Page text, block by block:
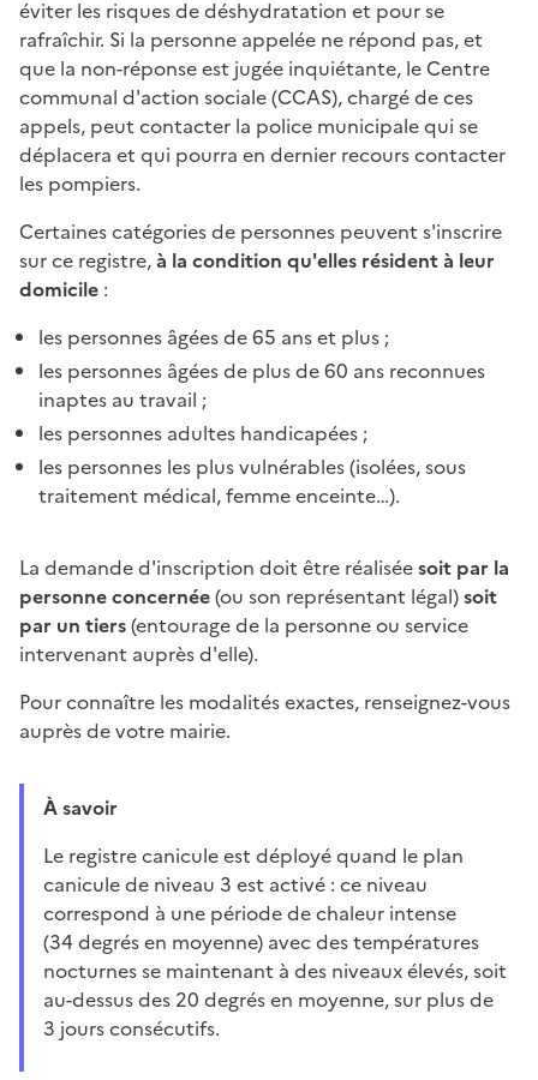
éviter les risques de déshydratation et pour se
rafraîchir. Si la personne appelée ne répond pas, et
que la non-réponse est jugée inquiétante, le Centre
communal d'action sociale (CCAS), chargé de ces
appels, peut contacter la police municipale qui se
déplacera et qui pourra en dernier recours contacter
les pompiers.
Certaines catégories de personnes peuvent s'inscrire
sur ce registre,à la condition qu'elles résident à leur
domicile :
les personnes âgées de 65 ans et plus ;
les personnes âgées de plus de 60 ans reconnues
inaptes au travail ;
les personnes adultes handicapées ;
les personnes les plus vulnérables (isolées, sous
traitement médical, femme enceinte…).
La demande d'inscription doit être réaliséesoit par la
personne concernée(ou son représentant légal)soit
par un tiers(entourage de la personne ou service
intervenant auprès d'elle).
Pour connaître les modalités exactes, renseignez-vous
auprès de votre mairie.
À savoir
Le registre canicule est déployé quand le plan
canicule de niveau 3 est activé : ce niveau
correspond à une période de chaleur intense
(34 degrés en moyenne) avec des températures
nocturnes se maintenant à des niveaux élevés, soit
au-dessus des 20 degrés en moyenne, sur plus de
3 jours consécutifs.